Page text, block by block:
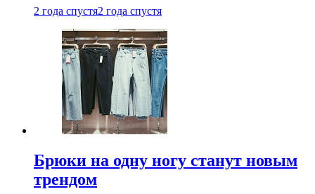
2 года спустя2 года спустя
Брюки на одну ногу станут новым
трендом